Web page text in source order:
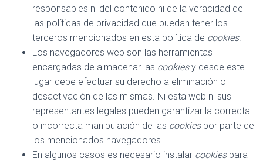
responsables ni del contenido ni de la veracidad de
las políticas de privacidad que puedan tener los
terceros mencionados en esta política de cookies.
Los navegadores web son las herramientas
encargadas de almacenar las cookiesy desde este
lugar debe efectuar su derecho a eliminación o
desactivación de las mismas. Ni esta web ni sus
representantes legales pueden garantizar la correcta
o incorrecta manipulación de las cookiespor parte de
los mencionados navegadores.
En algunos casos es necesario instalar cookiespara